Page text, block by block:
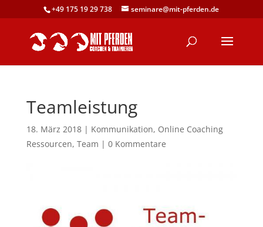
+49 175 19 29 738 seminare@mit-pferden.de
Teamleistung
18. März 2018| Kommunikation, Online Coaching
Ressourcen, Team | 0 Kommentare